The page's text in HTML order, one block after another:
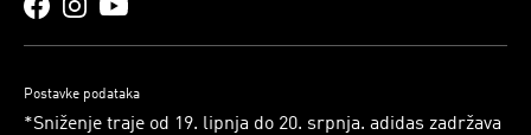
Postavke podataka
*Sniženje traje od 19. lipnja do 20. srpnja. adidas zadržava